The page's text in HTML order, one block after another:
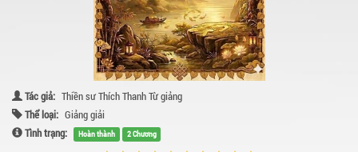
Tác giả: Thiền sư Thích Thanh Từ giảng
Thể loại: Giảng giải
Tình trạng:
Hoàn thành 2 Chương